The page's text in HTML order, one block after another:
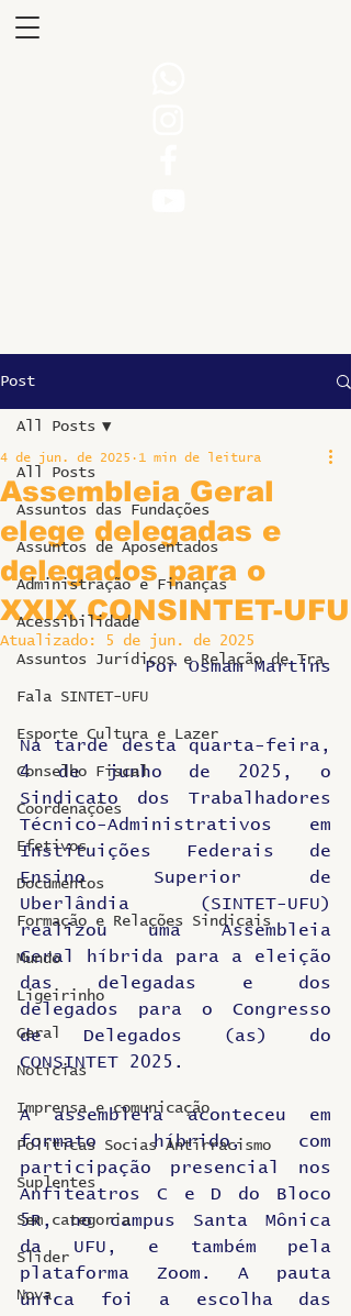
Post
All Posts
Assuntos das Fundações
Assuntos de Aposentados
Administração e Finanças
Acessibilidade
Assuntos Jurídicos e Relação de Tra
Fala SINTET-UFU
Esporte Cultura e Lazer
Conselho Fiscal
Coordenações
Efetivos
Documentos
Formação e Relações Sindicais
Mundo
Ligeirinho
Geral
Notícias
Imprensa e comunicação
Politicas Socias Antirracismo
Suplentes
Sem categoria
Slider
Nova
All Posts
Assembleia Geral
elege delegadas e
delegados para o
XXIX CONSINTET-UFU
4 de jun. de 2025 1 min de leitura
Atualizado: 5 de jun. de 2025
Por Osmam Martins
Na tarde desta quarta-feira,
4 de junho de 2025, o
Sindicato dos Trabalhadores
Técnico-Administrativos em
Instituições Federais de
Ensino Superior de
Uberlândia (SINTET-UFU)
realizou uma Assembleia
Geral híbrida para a eleição
das delegadas e dos
delegados para o Congresso
de Delegados (as) do
CONSINTET 2025.
A assembleia aconteceu em
formato híbrido, com
participação presencial nos
Anfiteatros C e D do Bloco
5R, no campus Santa Mônica
da UFU, e também pela
plataforma Zoom. A pauta
única foi a escolha das